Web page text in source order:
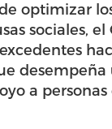
optimizar
sociales, el
desempeña
a